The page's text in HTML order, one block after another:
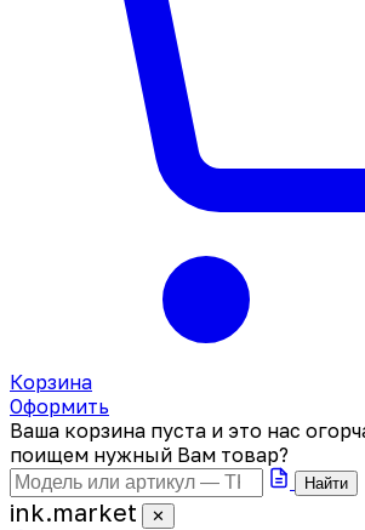
Корзина
Оформить
Ваша корзина пуста и это нас
поищем нужный Вам товар?
Найти
ink.market ✕